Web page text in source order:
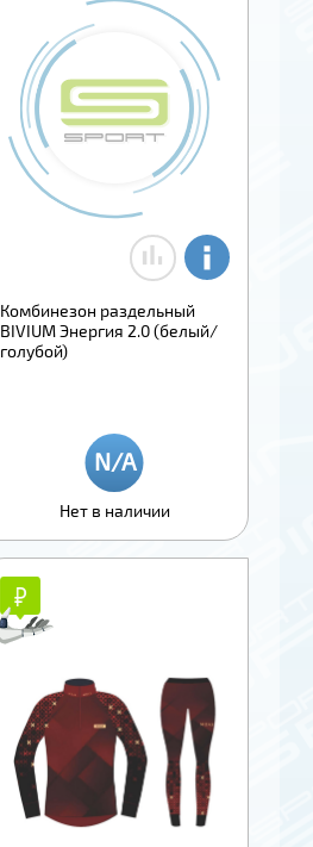
Комбинезон раздельный
BIVIUM Энергия 2.0 (белый/
голубой)
Нет в наличии
₽
₽